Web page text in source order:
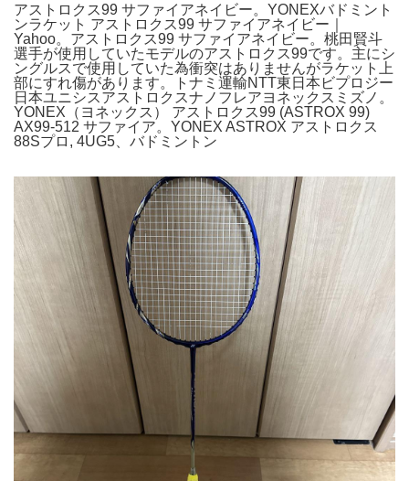
アストロクス99 サファイアネイビー。YONEXバドミント
ンラケット アストロクス99 サファイアネイビー｜
Yahoo。アストロクス99 サファイアネイビー。桃田賢斗
選手が使用していたモデルのアストロクス99です。主にシ
ングルスで使用していた為衝突はありませんがラケット上
部にすれ傷があります。トナミ運輸NTT東日本ビプロジー
日本ユニシスアストロクスナノフレアヨネックスミズノ。
YONEX（ヨネックス） アストロクス99 (ASTROX 99)
AX99-512 サファイア。YONEX ASTROX アストロクス
88Sプロ, 4UG5、バドミントン